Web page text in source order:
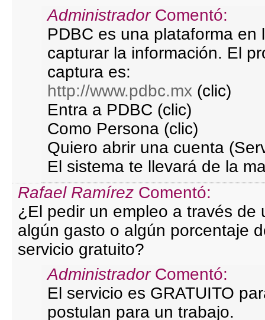
Administrador Comentó:
PDBC es una plataforma en
capturar la información. El
captura es:
http://www.pdbc.mx (clic)
Entra a PDBC (clic)
Como Persona (clic)
Quiero abrir una cuenta
El sistema te llevará de la
Rafael Ramírez Comentó:
¿El pedir un empleo a través de
algún gasto o algún porcentaje
servicio gratuito?
Administrador Comentó:
El servicio es GRATUITO
postulan para un trabajo.